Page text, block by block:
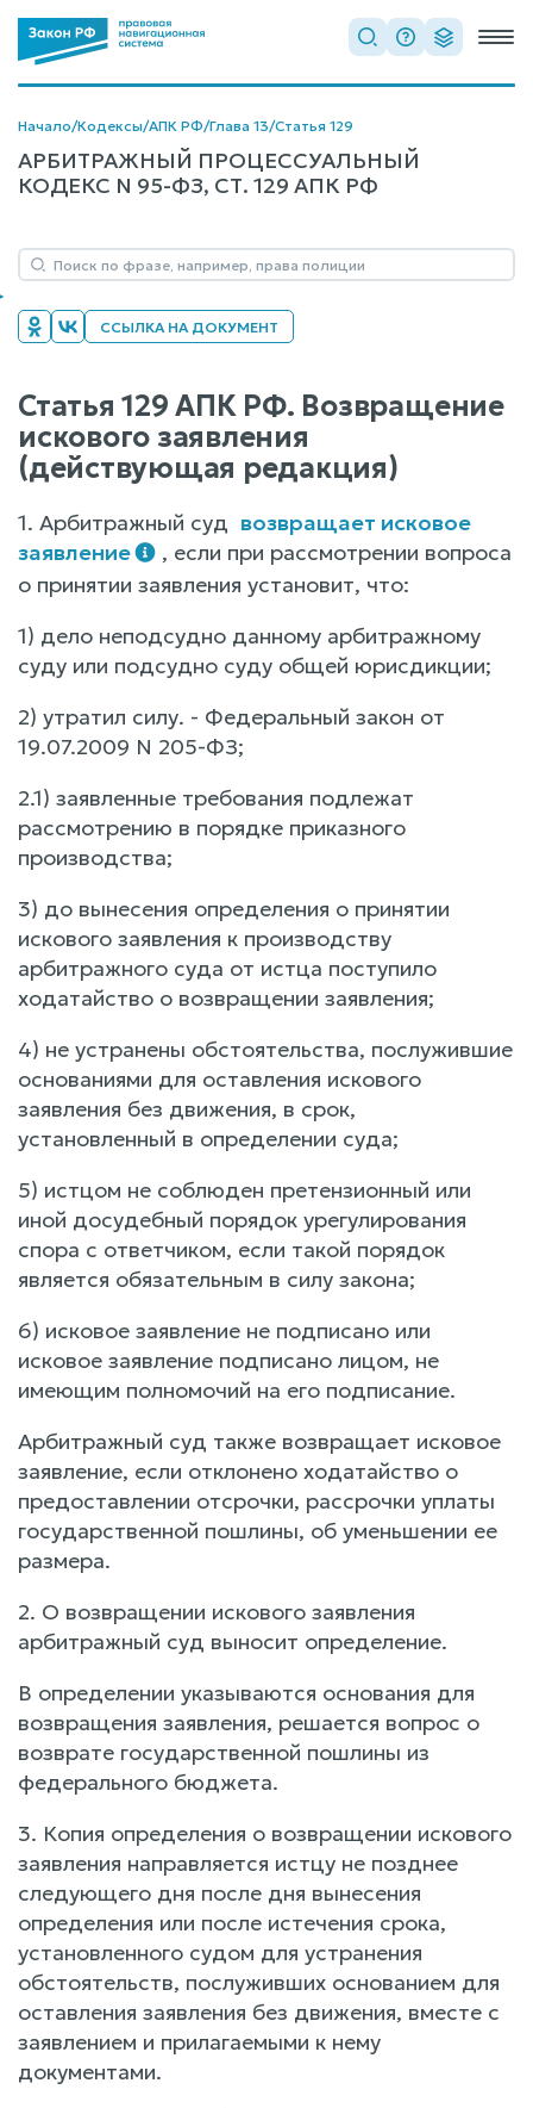
Начало/Кодексы/АПК РФ/Глава 13/Статья 129
АРБИТРАЖНЫЙ ПРОЦЕССУАЛЬНЫЙ
КОДЕКС N 95-ФЗ, СТ. 129 АПК РФ
ССЫЛКА НА ДОКУМЕНТ
Статья 129 АПК РФ. Возвращение
искового заявления
(действующая редакция)
1. Арбитражный суд возвращает исковое
заявление
, если при рассмотрении вопроса
о принятии заявления установит, что:
1) дело неподсудно данному арбитражному
суду или подсудно суду общей юрисдикции;
2) утратил силу. - Федеральный закон от
19.07.2009 N 205-ФЗ;
2.1) заявленные требования подлежат
рассмотрению в порядке приказного
производства;
3) до вынесения определения о принятии
искового заявления к производству
арбитражного суда от истца поступило
ходатайство о возвращении заявления;
4) не устранены обстоятельства, послужившие
основаниями для оставления искового
заявления без движения, в срок,
установленный в определении суда;
5) истцом не соблюден претензионный или
иной досудебный порядок урегулирования
спора с ответчиком, если такой порядок
является обязательным в силу закона;
6) исковое заявление не подписано или
исковое заявление подписано лицом, не
имеющим полномочий на его подписание.
Арбитражный суд также возвращает исковое
заявление, если отклонено ходатайство о
предоставлении отсрочки, рассрочки уплаты
государственной пошлины, об уменьшении ее
размера.
2. О возвращении искового заявления
арбитражный суд выносит определение.
В определении указываются основания для
возвращения заявления, решается вопрос о
возврате государственной пошлины из
федерального бюджета.
3. Копия определения о возвращении искового
заявления направляется истцу не позднее
следующего дня после дня вынесения
определения или после истечения срока,
установленного судом для устранения
обстоятельств, послуживших основанием для
оставления заявления без движения, вместе с
заявлением и прилагаемыми к нему
документами.